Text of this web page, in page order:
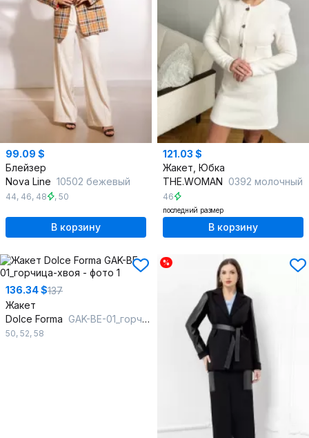
99.09 $
Блейзер
Nova Line 10502 бежевый
44, 46, 48 , 50
В корзину
121.03 $
Жакет, Юбка
THE.WOMAN 0392 молочный
46
последний размер
В корзину
136.34 $137
Жакет
Dolce Forma GAK-BE-01_горчица-хвоя
50, 52, 58
%